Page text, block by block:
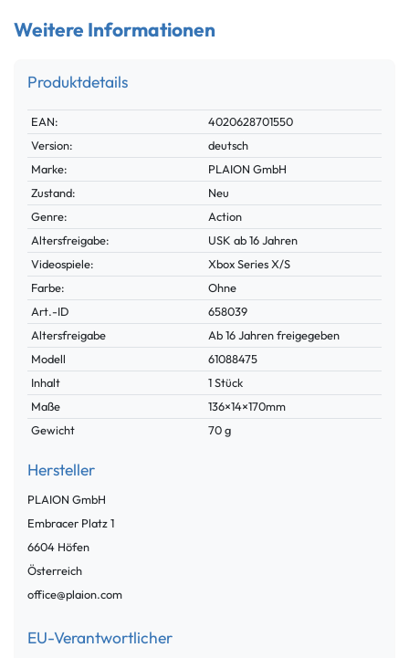
Weitere Informationen
Produktdetails
Technisches
Merkmal
Wert
EAN:
4020628701550
Version:
deutsch
Marke:
PLAION GmbH
Zustand:
Neu
Genre:
Action
Altersfreigabe:
USK ab 16 Jahren
Videospiele:
Xbox Series X/S
Farbe:
Ohne
Technisches
Merkmal
Wert
Art.-ID
658039
Altersfreigabe
Ab 16 Jahren freigegeben
Modell
61088475
Inhalt
1 Stück
Maße
136×14×170mm
Gewicht
70 g
Hersteller
PLAION GmbH
Embracer Platz1
6604 Höfen
Österreich
office@plaion.com
EU-Verantwortlicher